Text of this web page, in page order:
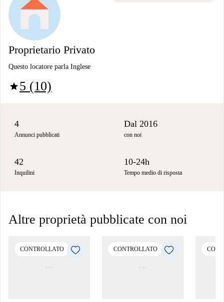
Proprietario Privato
Questo locatore parla Inglese
star5 (10)
4
Annunci pubblicati
Dal 2016
con noi
42
Inquilini
10-24h
Tempo medio di risposta
Altre proprietà pubblicate con noi
CONTROLLATO CONTROLLATO